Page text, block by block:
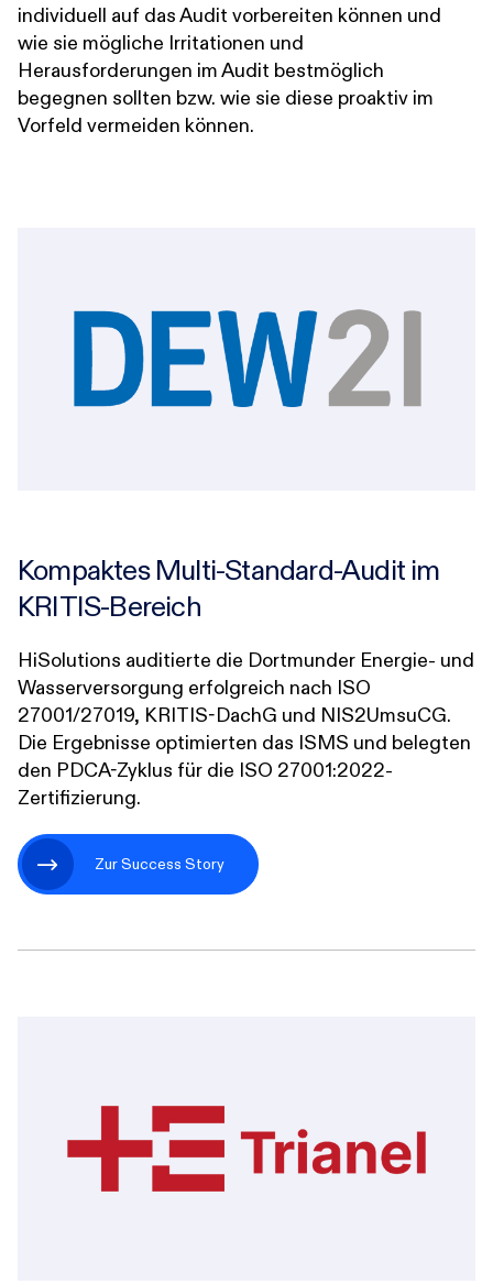
individuell auf das Audit vorbereiten können und
wie sie mögliche Irritationen und
Herausforderungen im Audit bestmöglich
begegnen sollten bzw. wie sie diese proaktiv im
Vorfeld vermeiden können.
Kompaktes Multi-Standard-Audit im
KRITIS-Bereich
HiSolutions auditierte die Dortmunder Energie- und
Wasserversorgung erfolgreich nach ISO
27001/27019, KRITIS-DachG und NIS2UmsuCG.
Die Ergebnisse optimierten das ISMS und belegten
den PDCA-Zyklus für die ISO 27001:2022-
Zertifizierung.
Zur Success Story